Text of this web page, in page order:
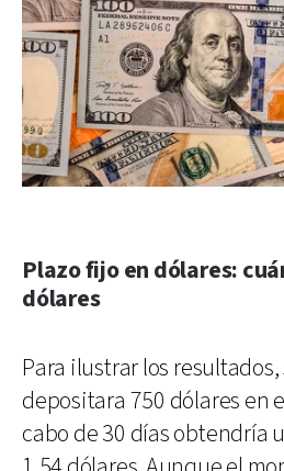
Plazo fijo en dólares:
dólares
Para ilustrar los
depositara 750 dólares en
cabo de 30 días obtendría